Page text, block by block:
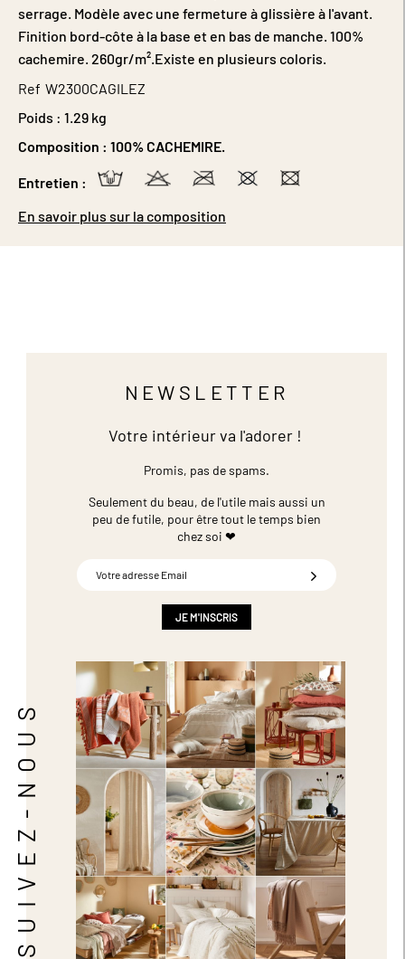
serrage. Modèle avec une fermeture à glissière à l'avant.
Finition bord-côte à la base et en bas de manche. 100%
cachemire. 260gr/m².Existe en plusieurs coloris.
Ref W2300CAGILEZ
Poids : 1.29 kg
Composition : 100% CACHEMIRE.
Entretien :
En savoir plus sur la composition
SUIVEZ-NOUS
NEWSLETTER
Votre intérieur va l'adorer !
Promis, pas de spams.
Seulement du beau, de l'utile mais aussi un
peu de futile, pour être tout le temps bien
chez soi ❤
JE M'INSCRIS